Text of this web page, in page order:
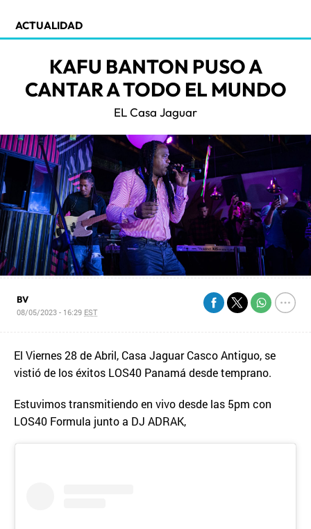
ACTUALIDAD
KAFU BANTON PUSO A
CANTAR A TODO EL MUNDO
EL Casa Jaguar
BV
08/05/2023 - 16:29 EST
El Viernes 28 de Abril, Casa Jaguar Casco Antiguo, se
vistió de los éxitos LOS40 Panamá desde temprano.
Estuvimos transmitiendo en vivo desde las 5pm con
LOS40 Formula junto a DJ ADRAK,